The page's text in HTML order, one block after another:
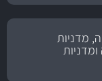
מדניות